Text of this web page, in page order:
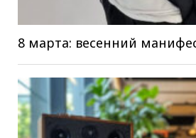
8 марта: весенний